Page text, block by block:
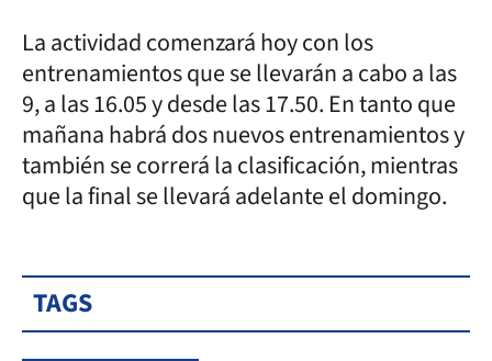
La actividad comenzará hoy con los
entrenamientos que se llevarán a cabo a las
9, a las 16.05 y desde las 17.50. En tanto que
mañana habrá dos nuevos entrenamientos y
también se correrá la clasificación, mientras
que la final se llevará adelante el domingo.
TAGS